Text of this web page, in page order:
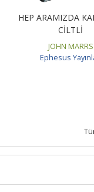
HEP ARAMIZDA
CİLTLİ
JOHN MARRS
Ephesus